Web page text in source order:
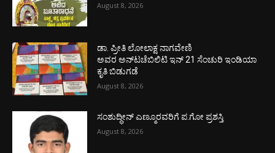
August 8, 2026
ಡಾ. ಪ್ರೀತಿ ಲೋಲಾಕ್ಷ ನಾಗವೇಣಿ
ಅವರ ಅನ್‌ಟಚೆಬಿಲಿಟಿ ಇನ್ 21 ಸೆಂಚುರಿ ಇಂಡಿಯಾ
ಕೃತಿ ಬಿಡುಗಡೆ
August 8, 2026
ಸಂಶುದ್ಧೀನ್ ಎಣ್ಮೂರವರಿಗೆ ಪ.ಗೋ ಪ್ರಶಸ್ತಿ
August 8, 2026